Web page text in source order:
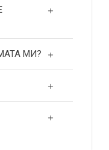
МИ?